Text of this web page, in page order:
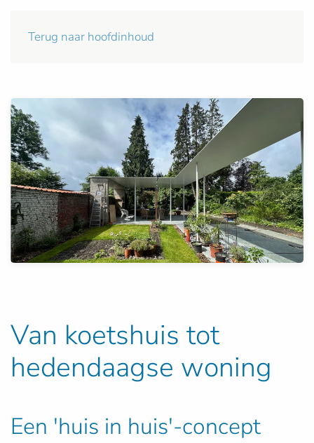
Terug naar hoofdinhoud
Van koetshuis tot
hedendaagse woning
Een 'huis in huis'-concept